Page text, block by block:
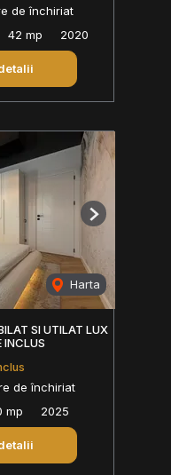
de închiriat
42 mp 2020
Harta
Next
SI UTILAT LUX
INCLUS
de închiriat
mp 2025